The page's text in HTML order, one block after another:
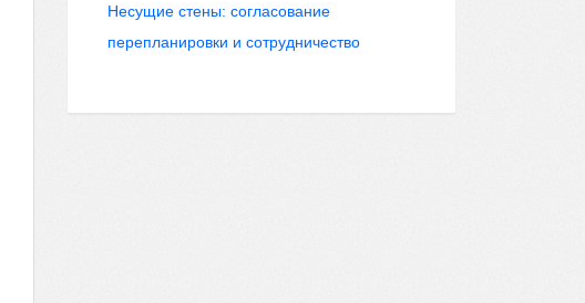
Несущие стены: согласование
перепланировки и сотрудничество